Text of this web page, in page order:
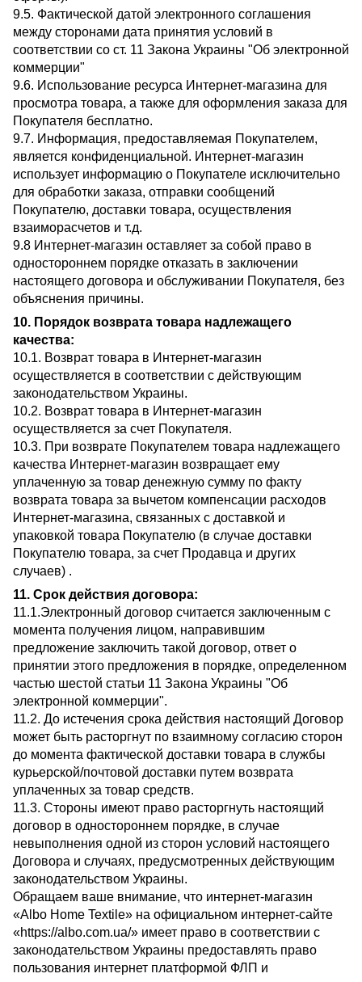
9.5. Фактической датой электронного соглашения
между сторонами дата принятия условий в
соответствии со ст. 11 Закона Украины "Об электронной
коммерции"
9.6. Использование ресурса Интернет-магазина для
просмотра товара, а также для оформления заказа для
Покупателя бесплатно.
9.7. Информация, предоставляемая Покупателем,
является конфиденциальной. Интернет-магазин
использует информацию о Покупателе исключительно
для обработки заказа, отправки сообщений
Покупателю, доставки товара, осуществления
взаиморасчетов и т.д.
9.8 Интернет-магазин оставляет за собой право в
одностороннем порядке отказать в заключении
настоящего договора и обслуживании Покупателя, без
объяснения причины.
10. Порядок возврата товара надлежащего
качества:
10.1. Возврат товара в Интернет-магазин
осуществляется в соответствии с действующим
законодательством Украины.
10.2. Возврат товара в Интернет-магазин
осуществляется за счет Покупателя.
10.3. При возврате Покупателем товара надлежащего
качества Интернет-магазин возвращает ему
уплаченную за товар денежную сумму по факту
возврата товара за вычетом компенсации расходов
Интернет-магазина, связанных с доставкой и
упаковкой товара Покупателю (в случае доставки
Покупателю товара, за счет Продавца и других
случаев) .
11. Срок действия договора:
11.1.Электронный договор считается заключенным с
момента получения лицом, направившим
предложение заключить такой договор, ответ о
принятии этого предложения в порядке, определенном
частью шестой статьи 11 Закона Украины "Об
электронной коммерции".
11.2. До истечения срока действия настоящий Договор
может быть расторгнут по взаимному согласию сторон
до момента фактической доставки товара в службы
курьерской/почтовой доставки путем возврата
уплаченных за товар средств.
11.3. Стороны имеют право расторгнуть настоящий
договор в одностороннем порядке, в случае
невыполнения одной из сторон условий настоящего
Договора и случаях, предусмотренных действующим
законодательством Украины.
Обращаем ваше внимание, что интернет-магазин
«Albo Home Textile» на официальном интернет-сайте
«https://albo.com.ua/» имеет право в соответствии с
законодательством Украины предоставлять право
пользования интернет платформой ФЛП и